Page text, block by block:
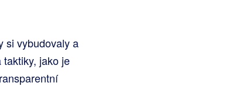
si vybudovaly a
jako je